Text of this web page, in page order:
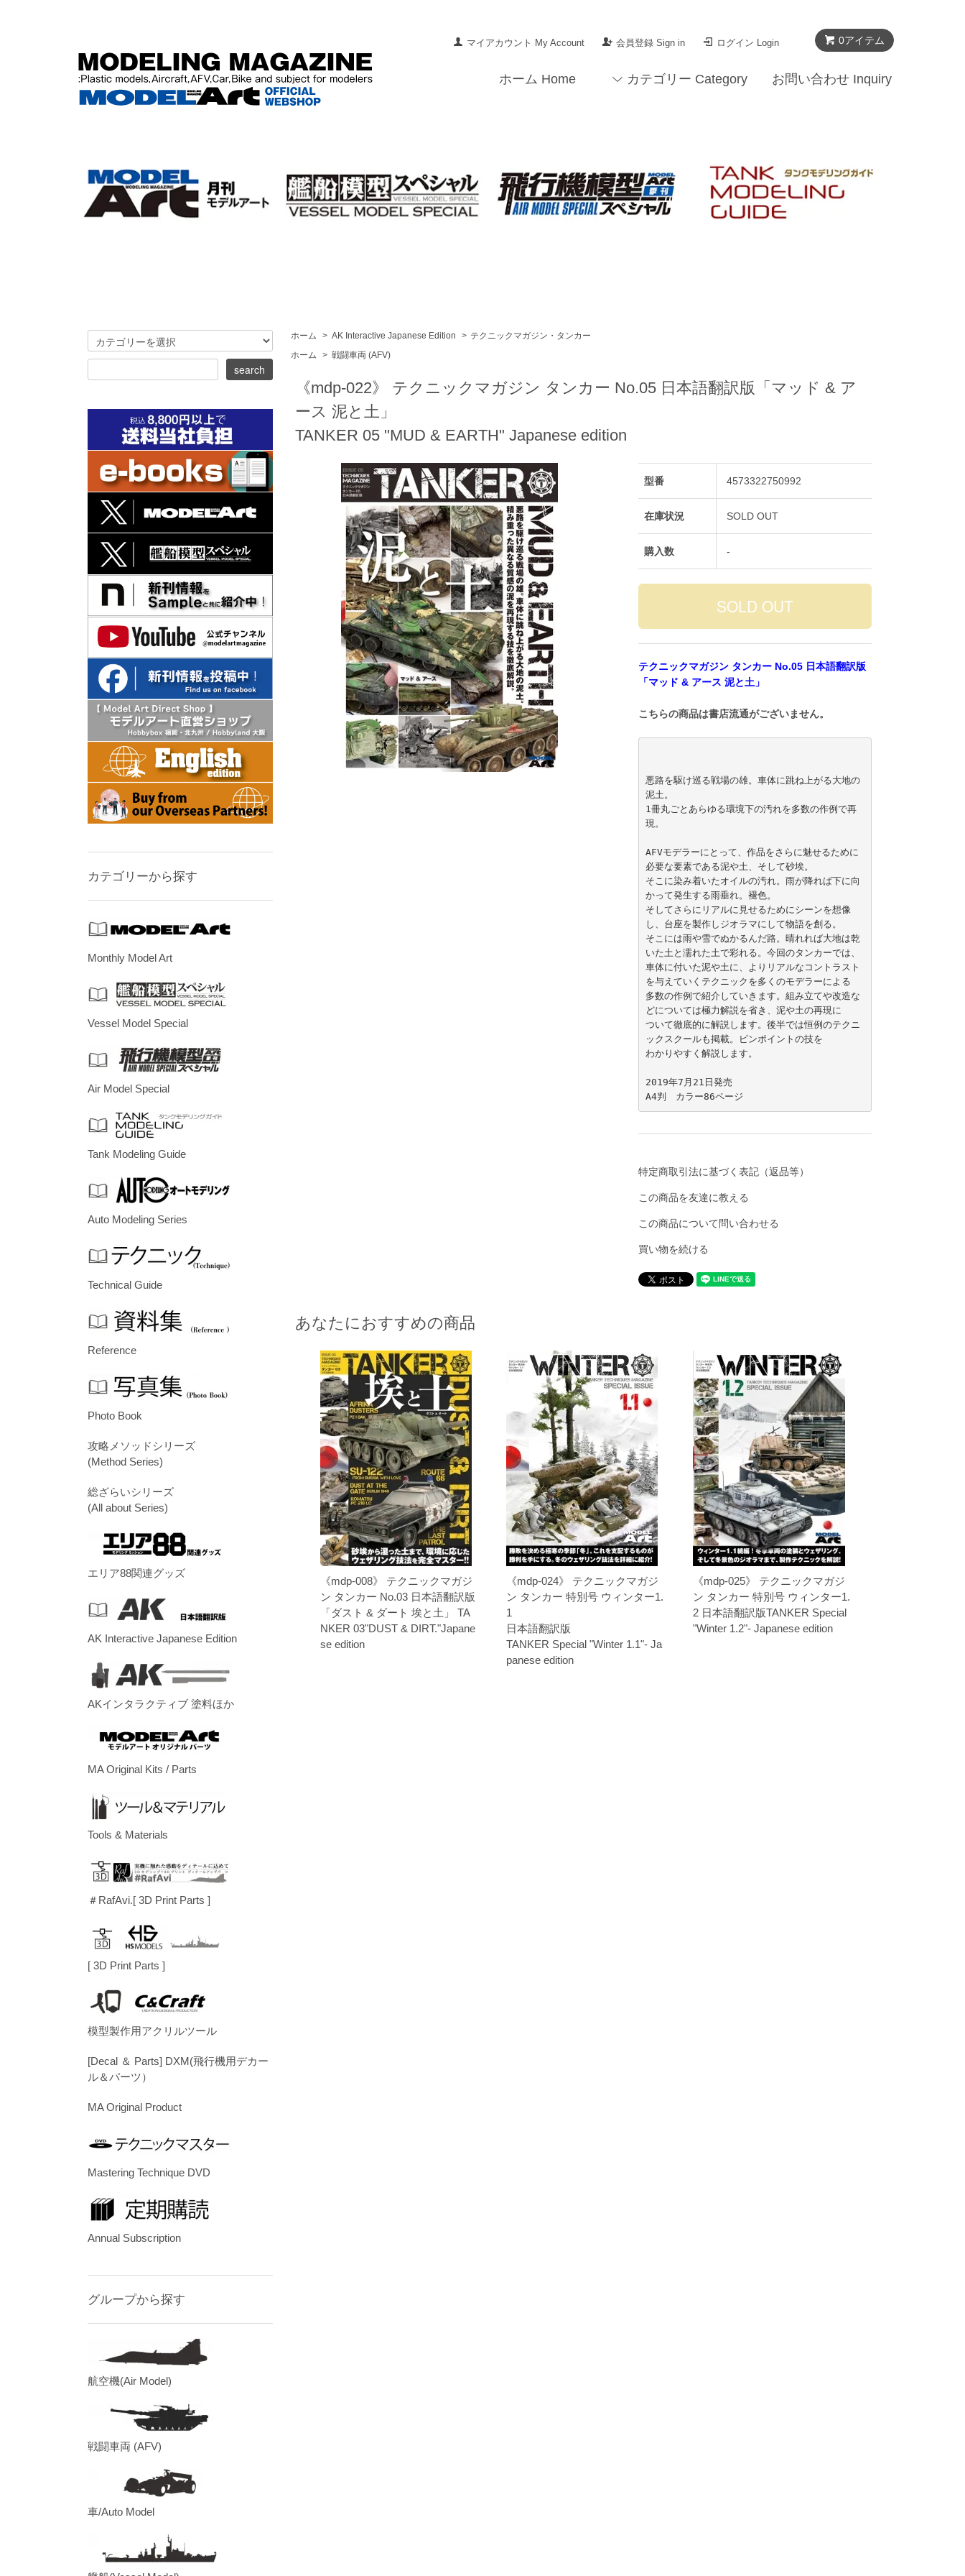
0アイテム
マイアカウント My Account 会員登録 Sign in ログイン Login
ホーム Home カテゴリー Category お問い合わせ Inquiry
ホーム > AK Interactive Japanese Edition > テクニックマガジン・タンカー
ホーム
> 戦闘車両 (AFV)
《mdp-022》 テクニックマガジン タンカー No.05 日本語翻訳版「マッド & ア
ース 泥と土」
TANKER 05 "MUD & EARTH" Japanese edition
型番 4573322750992
在庫状況 SOLD OUT
購入数 -
テクニックマガジン タンカー No.05 日本語翻訳版
「マッド & アース 泥と土」
こちらの商品は書店流通がございません。
悪路を駆け巡る戦場の雄。車体に跳ね上がる大地の
泥土。
1冊丸ごとあらゆる環境下の汚れを多数の作例で再
現。
AFVモデラーにとって、作品をさらに魅せるために
必要な要素である泥や土、そして砂埃。
そこに染み着いたオイルの汚れ。雨が降れば下に向
かって発生する雨垂れ。褪色。
そしてさらにリアルに見せるためにシーンを想像
し、台座を製作しジオラマにして物語を創る。
そこには雨や雪でぬかるんだ路。晴れれば大地は乾
いた土と濡れた土で彩れる。今回のタンカーでは、
車体に付いた泥や土に、よりリアルなコントラスト
を与えていくテクニックを多くのモデラーによる
多数の作例で紹介していきます。組み立てや改造な
どについては極力解説を省き、泥や土の再現に
ついて徹底的に解説します。後半では恒例のテクニ
ックスクールも掲載。ピンポイントの技を
わかりやすく解説します。
2019年7月21日発売
特定商取引法に基づく表記（返品等）
この商品を友達に教える
この商品について問い合わせる
買い物を続ける
あなたにおすすめの商品
《mdp-008》 テクニックマガジ
ン タンカー No.03 日本語翻訳版
「ダスト & ダート 埃と土」 TA
NKER 03"DUST & DIRT."Japane
se edition
《mdp-024》 テクニックマガジ
ン タンカー 特別号 ウィンター1.
1
日本語翻訳版
TANKER Special "Winter 1.1"- Ja
panese edition
《mdp-025》 テクニックマガジ
ン タンカー 特別号 ウィンター1.
2 日本語翻訳版TANKER Special
"Winter 1.2"- Japanese edition
カテゴリーから探す
Monthly Model Art
Vessel Model Special
Air Model Special
Tank Modeling Guide
Auto Modeling Series
Technical Guide
Reference
Photo Book
攻略メソッドシリーズ
(Method Series)
総ざらいシリーズ
(All about Series)
エリア88関連グッズ
AK Interactive Japanese Edition
AKインタラクティブ 塗料ほか
MA Original Kits / Parts
Tools & Materials
＃RafAvi.[ 3D Print Parts ]
[ 3D Print Parts ]
模型製作用アクリルツール
[Decal ＆ Parts] DXM(飛行機用デカー
ル＆パーツ）
MA Original Product
Mastering Technique DVD
Annual Subscription
グループから探す
航空機(Air Model)
戦闘車両 (AFV)
車/Auto Model